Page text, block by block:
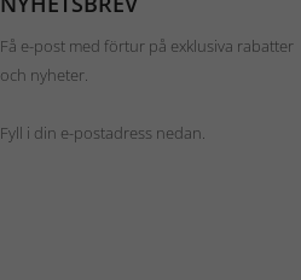
Få e-post med förtur på exklusiva rabatter
och nyheter.
Fyll i din e-postadress nedan.